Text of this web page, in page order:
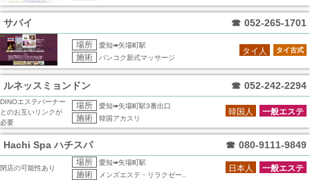
サバイ ☎ 052-265-1701
場所 愛知➠矢場町駅
施術 バンコク新式マッサージ
タイ古式
タイ人
ルネッスミョンドン ☎ 052-242-2294
DINOエステバーナー
とのお互いリンクが
必要
場所 愛知➠矢場町駅3番出口
施術 韓国アカスリ
一般エステ
韓国人
Hachi Spa ハチスパ ☎ 080-9111-9849
閉店の可能性あり
場所 愛知➠矢場町駅
施術 メンズエステ・リラクゼー..
一般エステ
日本人